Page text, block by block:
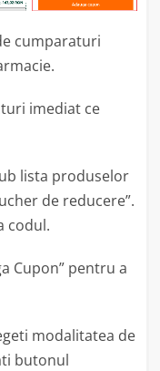
cumparaturi
imediat ce
lista produselor
de reducere”.
codul.
Cupon” pentru a
modalitatea de
butonul